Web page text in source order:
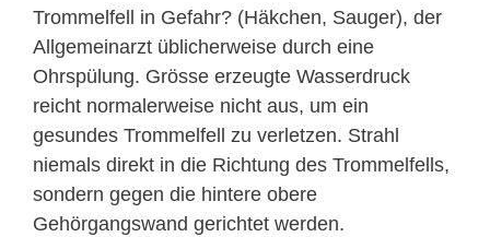
Trommelfell in Gefahr? (Häkchen, Sauger), der
Allgemeinarzt üblicherweise durch eine
Ohrspülung. Grösse erzeugte Wasserdruck
reicht normalerweise nicht aus, um ein
gesundes Trommelfell zu verletzen. Strahl
niemals direkt in die Richtung des Trommelfells,
sondern gegen die hintere obere
Gehörgangswand gerichtet werden.